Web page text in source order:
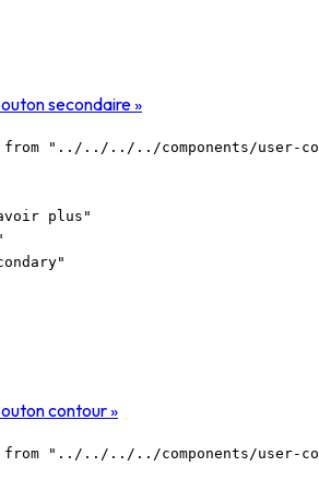
secondaire »
from " ../../../../components/user-
plus "
"
contour »
from " ../../../../components/user-